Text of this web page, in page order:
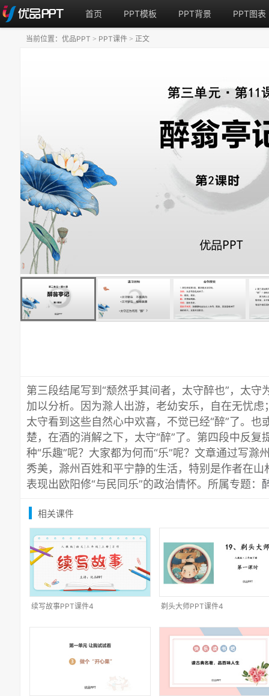
首页 PPT模板 PPT背景 PPT图表
第三段结尾写到“颓然乎其间者，太守醉也”，太守
加以分析。因为滁人出游，老幼安乐，自在无忧
太守看到这些自然心中欢喜，不觉已经“醉”了。也
楚，在酒的消解之下，太守“醉”了。第四段中反复
种“乐趣”呢？大家都为何而“乐”呢？文章通过写滁
秀美，滁州百姓和平宁静的生活，特别是作者在
表现出欧阳修“与民同乐”的政治情怀。所属专题：
当前位置： 优品PPT > PPT课件 > 正文
相关课件
续写故事PPT课件4 剃头大师PPT课件4